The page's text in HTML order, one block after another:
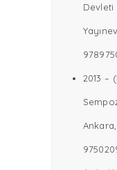
Devleti
2013 –
Ankara,